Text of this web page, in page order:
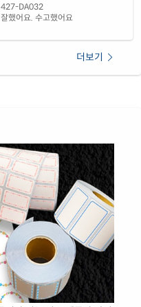
427-DA032
잘했어요. 수고했어요
더보기